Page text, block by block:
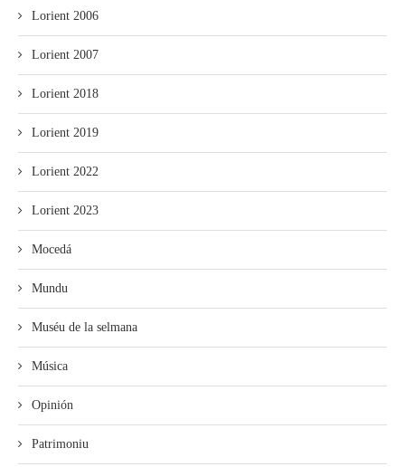
Lorient 2006
Lorient 2007
Lorient 2018
Lorient 2019
Lorient 2022
Lorient 2023
Mocedá
Mundu
Muséu de la selmana
Música
Opinión
Patrimoniu